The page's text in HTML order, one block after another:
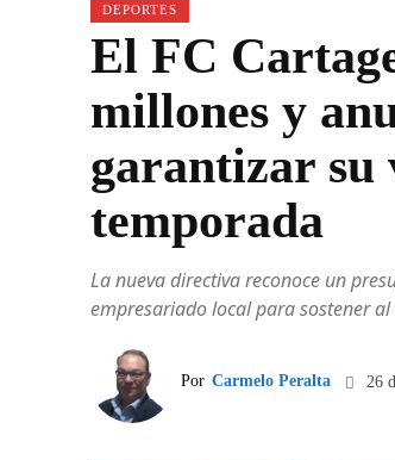
DEPORTES
El FC
millones y
garantizar su
temporada
La nueva directiva reconoce un
empresariado local para sostener
Por Carmelo Peralta 26